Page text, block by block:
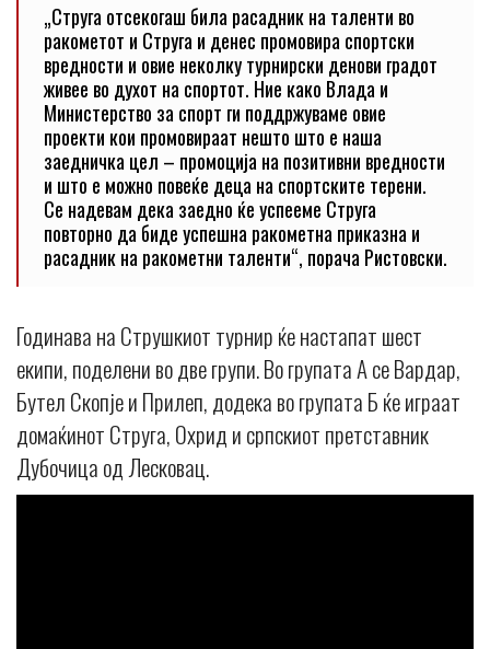
„Струга отсекогаш била расадник на таленти во
ракометот и Струга и денес промовира спортски
вредности и овие неколку турнирски денови градот
живее во духот на спортот. Ние како Влада и
Министерство за спорт ги поддржуваме овие
проекти кои промовираат нешто што е наша
заедничка цел – промоција на позитивни вредности
и што е можно повеќе деца на спортските терени.
Се надевам дека заедно ќе успееме Струга
повторно да биде успешна ракометна приказна и
расадник на ракометни таленти“, порача Ристовски.
Годинава на Струшкиот турнир ќе настапат шест
екипи, поделени во две групи. Во групата А се Вардар,
Бутел Скопје и Прилеп, додека во групата Б ќе играат
домаќинот Струга, Охрид и српскиот претставник
Дубочица од Лесковац.